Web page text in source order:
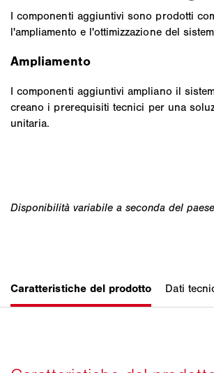
I componenti aggiuntivi sono prodotti
l'ampliamento e l'ottimizzazione del
Ampliamento
I componenti aggiuntivi ampliano il
creano i prerequisiti tecnici per una
unitaria.